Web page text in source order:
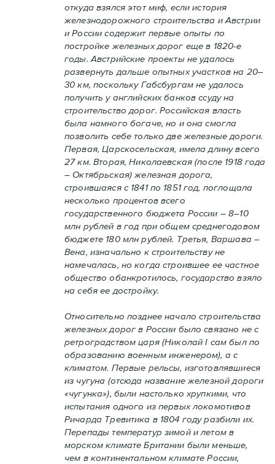
откуда взялся этот миф, если история
железнодорожного строительства и Австрии
и России содержит первые опыты по
постройке железных дорог еще в 1820-е
годы. Австрийские проекты не удалось
развернуть дальше опытных участков на 20–
30 км, поскольку Габсбургам не удалось
получить у английских банков ссуду на
строительство дорог. Российская власть
была намного богаче, но и она смогла
позволить себе только две железные дороги.
Первая, Царскосельская, имела длину всего
27 км. Вторая, Николаевская (после 1918 года
– Октябрьская) железная дорога,
строившаяся с 1841 по 1851 год, поглощала
несколько процентов всего
государственного бюджета России – 8–10
млн рублей в год при общем среднегодовом
бюджете 180 млн рублей. Третья, Варшава –
Вена, изначально к строительству не
намечалась, но когда строившее ее частное
общество обанкротилось, государство взяло
на себя ее достройку.
Относительно позднее начало строительства
железных дорог в России было связано не с
ретроградством царя (Николай I сам был по
образованию военным инженером), а с
климатом. Первые рельсы, изготовлявшиеся
из чугуна (отсюда название железной дороги
«чугунка»), были настолько хрупкими, что
испытания одного из первых локомотивов
Ричарда Тревитика в 1804 году разбили их.
Перепады температур зимой и летом в
морском климате Британии были меньше,
чем в континентальном климате России,